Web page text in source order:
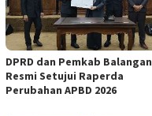
DPRD dan Pemkab Balangan
Resmi Setujui Raperda
Perubahan APBD 2026